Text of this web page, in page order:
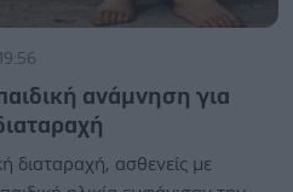
ανάμνηση για
διαταραχή, ασθενείς με